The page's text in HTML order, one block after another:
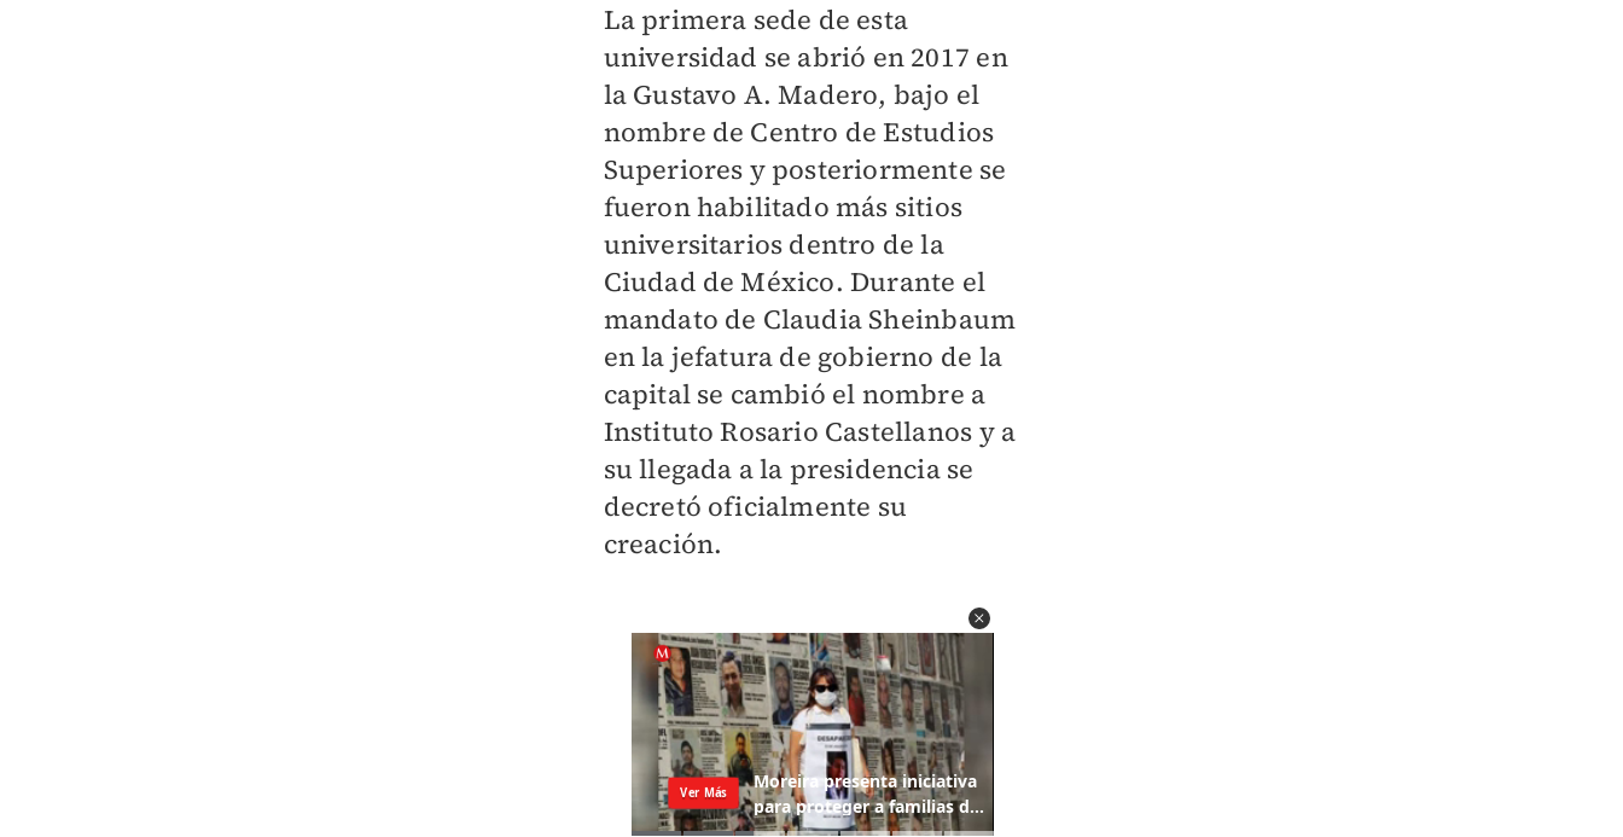
La primera sede de esta
universidad se abrió en 2017 en
la Gustavo A. Madero, bajo el
nombre de Centro de Estudios
Superiores y posteriormente se
fueron habilitado más sitios
universitarios dentro de la
Ciudad de México. Durante el
mandato de Claudia Sheinbaum
en la jefatura de gobierno de la
capital se cambió el nombre a
Instituto Rosario Castellanos y a
su llegada a la presidencia se
decretó oficialmente su
creación.